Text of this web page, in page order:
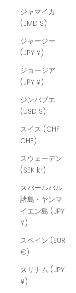
ジャマイカ
(JMD $)
ジャージー
(JPY ¥)
ジョージア
(JPY ¥)
ジンバブエ
(USD $)
スイス (CHF
CHF)
スウェーデン
(SEK kr)
スバールバル
諸島・ヤンマ
イエン島 (JPY
¥)
スペイン (EUR
€)
スリナム (JPY
¥)